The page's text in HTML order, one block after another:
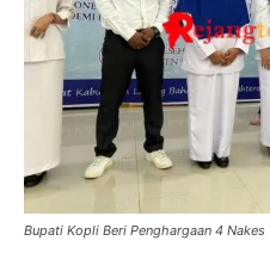
Bupati Kopli Beri Penghargaan 4 Nakes